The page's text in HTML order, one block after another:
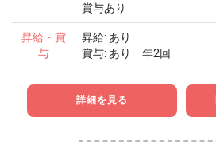
賞与あり
昇給・賞
与
昇給: あり
賞与: あり 年2回
詳細を見る